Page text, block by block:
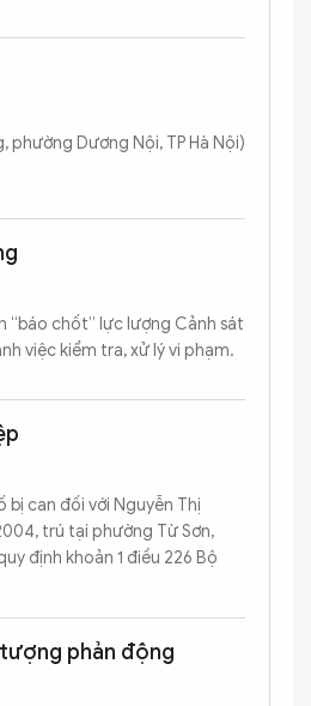
phường Dương Nội, TP Hà Nội)
“báo chốt” lực lượng Cảnh sát
việc kiểm tra, xử lý vi phạm.
bị can đối với Nguyễn Thị
trú tại phường Từ Sơn,
định khoản 1 điều 226 Bộ
phản động